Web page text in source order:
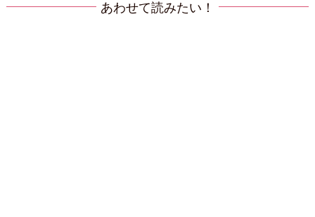
あわせて読みたい！